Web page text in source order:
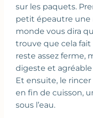
sur les paquets.
petit épeautre une
monde vous dira
trouve que cela
reste assez ferme,
digeste et
Et ensuite, le
en fin de cuisson,
sous l’eau.